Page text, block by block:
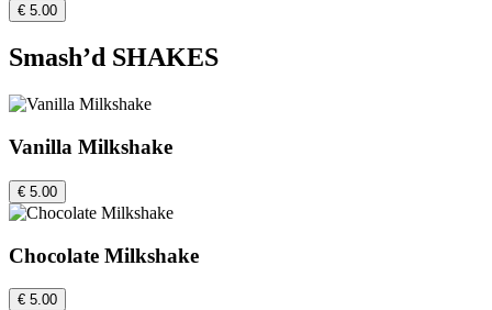
€ 5.00
Smash’d SHAKES
Vanilla Milkshake
€ 5.00
Chocolate Milkshake
€ 5.00